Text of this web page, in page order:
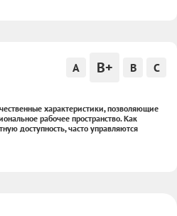
A B+ B C
характеристики, позволяющие
рабочее пространство. Как
доступность, часто управляются